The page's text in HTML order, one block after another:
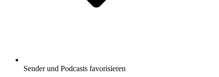
Sender und Podcasts favorisieren